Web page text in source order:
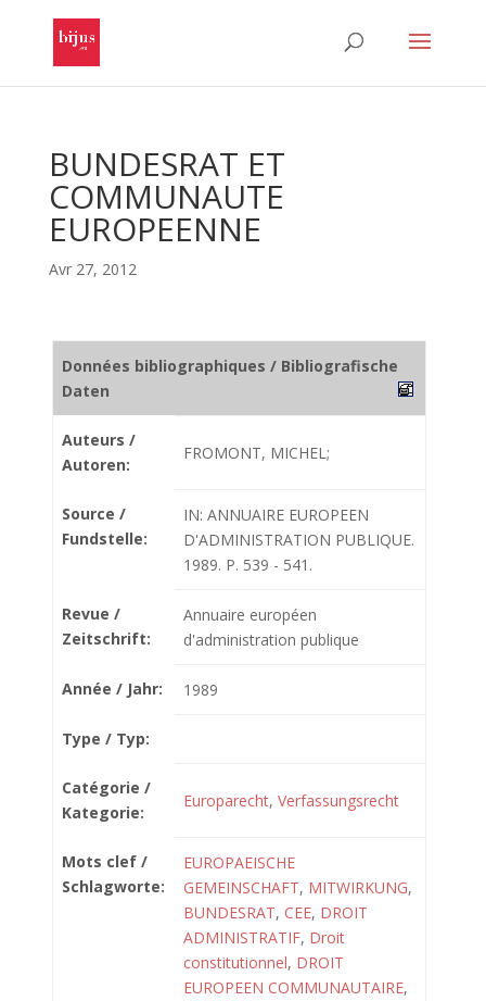
BUNDESRAT ET
COMMUNAUTE
EUROPEENNE
Avr 27, 2012
Données bibliographiques / Bibliografische
Daten
Auteurs /
Autoren:
FROMONT, MICHEL;
Source /
Fundstelle:
IN: ANNUAIRE EUROPEEN
D'ADMINISTRATION PUBLIQUE.
1989. P. 539 - 541.
Revue /
Zeitschrift:
Annuaire européen
d'administration publique
Année / Jahr: 1989
Type / Typ:
Catégorie /
Kategorie:
Europarecht, Verfassungsrecht
Mots clef /
Schlagworte:
EUROPAEISCHE
GEMEINSCHAFT, MITWIRKUNG,
BUNDESRAT, CEE, DROIT
ADMINISTRATIF, Droit
constitutionnel, DROIT
EUROPEEN COMMUNAUTAIRE,